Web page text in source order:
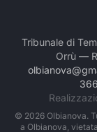
Tribunale di
Orrù —
© 2026Olbianova.
a Olbianova,